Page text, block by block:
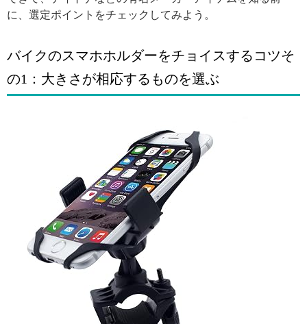
に、選定ポイントをチェックしてみよう。
バイクのスマホホルダーをチョイスするコツそ
の1：大きさが相応するものを選ぶ